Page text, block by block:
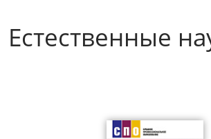
Естественные